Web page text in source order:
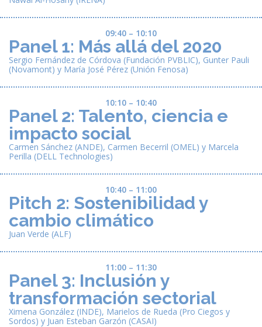
09:40 – 10:10
Panel 1: Más allá del 2020
Sergio Fernández de Córdova (Fundación PVBLIC), Gunter Pauli
(Novamont) y María José Pérez (Unión Fenosa)
10:10 – 10:40
Panel 2: Talento, ciencia e
impacto social
Carmen Sánchez (ANDE), Carmen Becerril (OMEL) y Marcela
Perilla (DELL Technologies)
10:40 – 11:00
Pitch 2: Sostenibilidad y
cambio climático
Juan Verde (ALF)
11:00 – 11:30
Panel 3: Inclusión y
transformación sectorial
Ximena González (INDE), Marielos de Rueda (Pro Ciegos y
Sordos) y Juan Esteban Garzón (CASAI)